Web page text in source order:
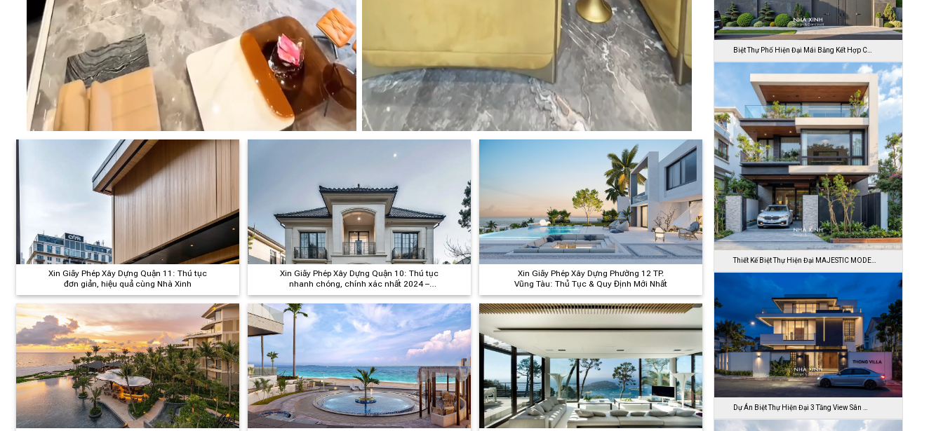
Xin Giấy Phép Xây Dựng Quận 11: Thủ tục
đơn giản, hiệu quả cùng Nhà Xinh
Xin Giấy Phép Xây Dựng Quận 10: Thủ tục
nhanh chóng, chính xác nhất 2024 –
Đồng hành cùng Nhà Xinh
Xin Giấy Phép Xây Dựng Phường 12 TP.
Vũng Tàu: Thủ Tục & Quy Định Mới Nhất
Biệt Thự Phố Hiện Đại Mái Bằng Kết Hợp C…
Thiết Kế Biệt Thự Hiện Đại MAJESTIC MODE…
Dự Án Biệt Thự Hiện Đại 3 Tầng View Sân …